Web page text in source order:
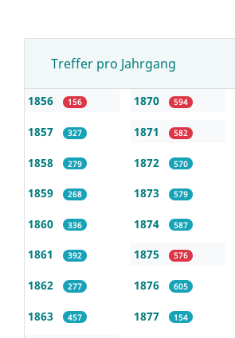
Treffer pro Jahrgang
1856 156
1857 327
1858 279
1859 268
1860 336
1861 392
1862 277
1863 457
1870 594
1871 582
1872 570
1873 579
1874 587
1875 576
1876 605
1877 154